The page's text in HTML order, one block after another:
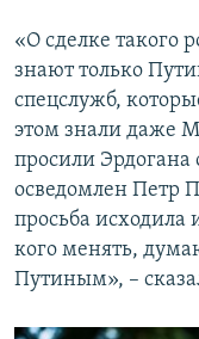
«О сделке такого
знают только
спецслужб,
этом знали даже
просили
осведомлен Петр
просьба исходила
кого менять,
Путиным», –